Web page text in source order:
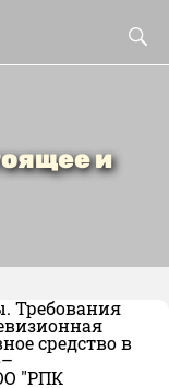
и
Требования
средство в
"РПК